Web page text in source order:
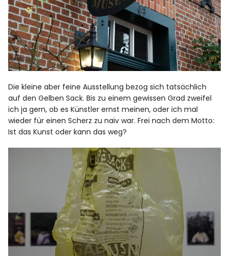
Die kleine aber feine Ausstellung bezog sich tatsächlich
auf den Gelben Sack. Bis zu einem gewissen Grad zweifel
ich ja gern, ob es Künstler ernst meinen, oder ich mal
wieder für einen Scherz zu naiv war. Frei nach dem Motto:
Ist das Kunst oder kann das weg?